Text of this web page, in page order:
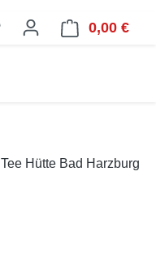
0,00 €
Tee Hütte Bad Harzburg